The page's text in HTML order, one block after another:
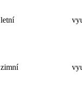
letní
zimní